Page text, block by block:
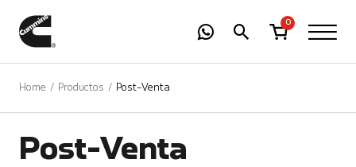
0
Home Productos Post-Venta
Post-Venta